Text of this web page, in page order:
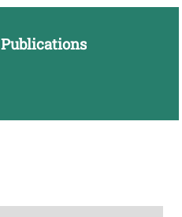
Publications